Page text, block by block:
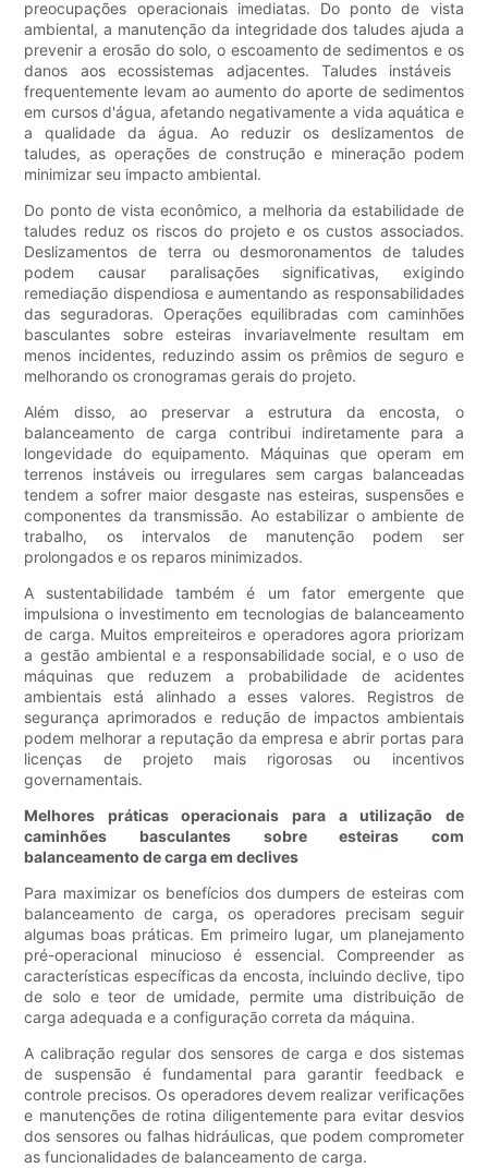
preocupações operacionais imediatas. Do ponto de vista
ambiental, a manutenção da integridade dos taludes ajuda a
prevenir a erosão do solo, o escoamento de sedimentos e os
danos aos ecossistemas adjacentes. Taludes instáveis ​​
frequentemente levam ao aumento do aporte de sedimentos
em cursos d'água, afetando negativamente a vida aquática e
a qualidade da água. Ao reduzir os deslizamentos de
taludes, as operações de construção e mineração podem
minimizar seu impacto ambiental.
Do ponto de vista econômico, a melhoria da estabilidade de
taludes reduz os riscos do projeto e os custos associados.
Deslizamentos de terra ou desmoronamentos de taludes
podem causar paralisações significativas, exigindo
remediação dispendiosa e aumentando as responsabilidades
das seguradoras. Operações equilibradas com caminhões
basculantes sobre esteiras invariavelmente resultam em
menos incidentes, reduzindo assim os prêmios de seguro e
melhorando os cronogramas gerais do projeto.
Além disso, ao preservar a estrutura da encosta, o
balanceamento de carga contribui indiretamente para a
longevidade do equipamento. Máquinas que operam em
terrenos instáveis ​​ou irregulares sem cargas balanceadas
tendem a sofrer maior desgaste nas esteiras, suspensões e
componentes da transmissão. Ao estabilizar o ambiente de
trabalho, os intervalos de manutenção podem ser
prolongados e os reparos minimizados.
A sustentabilidade também é um fator emergente que
impulsiona o investimento em tecnologias de balanceamento
de carga. Muitos empreiteiros e operadores agora priorizam
a gestão ambiental e a responsabilidade social, e o uso de
máquinas que reduzem a probabilidade de acidentes
ambientais está alinhado a esses valores. Registros de
segurança aprimorados e redução de impactos ambientais
podem melhorar a reputação da empresa e abrir portas para
licenças de projeto mais rigorosas ou incentivos
governamentais.
Melhores práticas operacionais para a utilização de
caminhões basculantes sobre esteiras com
balanceamento de carga em declives
Para maximizar os benefícios dos dumpers de esteiras com
balanceamento de carga, os operadores precisam seguir
algumas boas práticas. Em primeiro lugar, um planejamento
pré-operacional minucioso é essencial. Compreender as
características específicas da encosta, incluindo declive, tipo
de solo e teor de umidade, permite uma distribuição de
carga adequada e a configuração correta da máquina.
A calibração regular dos sensores de carga e dos sistemas
de suspensão é fundamental para garantir feedback e
controle precisos. Os operadores devem realizar verificações
e manutenções de rotina diligentemente para evitar desvios
dos sensores ou falhas hidráulicas, que podem comprometer
as funcionalidades de balanceamento de carga.